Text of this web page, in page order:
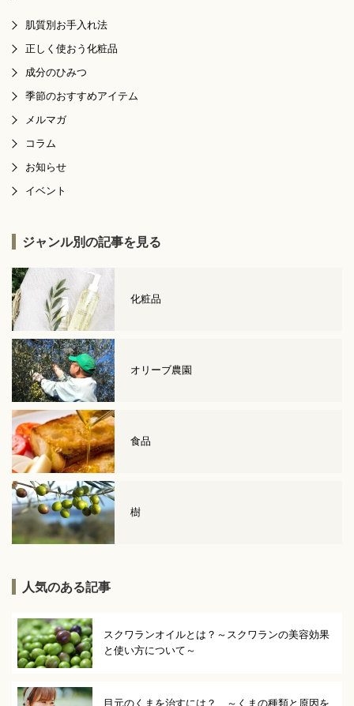
肌質別お手入れ法
正しく使おう化粧品
成分のひみつ
季節のおすすめアイテム
メルマガ
コラム
お知らせ
イベント
ジャンル別の記事を見る
化粧品
オリーブ農園
食品
樹
人気のある記事
スクワランオイルとは？～スクワランの美容効果
と使い方について～
目元のくまを治すには？ ～くまの種類と原因を